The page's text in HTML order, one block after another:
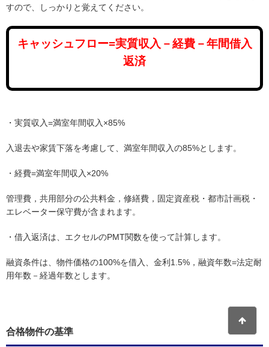
すので、しっかりと覚えてください。
キャッシュフロー=実質収入－経費－年間借入
返済
・実質収入=満室年間収入×85%
入退去や家賃下落を考慮して、満室年間収入の85%とします。
・経費=満室年間収入×20%
管理費，共用部分の公共料金，修繕費，固定資産税・都市計画税・
エレベーター保守費が含まれます。
・借入返済は、エクセルのPMT関数を使って計算します。
融資条件は、物件価格の100%を借入、金利1.5%，融資年数=法定耐
用年数－経過年数とします。
合格物件の基準